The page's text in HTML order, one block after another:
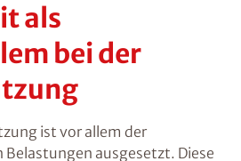
als
bei der
ist vor allem der
Belastungen ausgesetzt. Diese